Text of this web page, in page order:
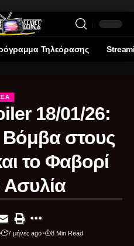
Τηλεόρασης
18/01/26:
στους
το Φαβορί
Ασυλία
7 μήνες ago 8 Min Read